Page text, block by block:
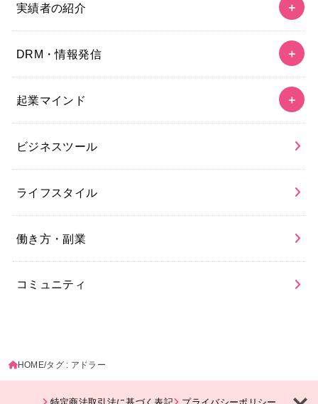
実績者の紹介
DRM・情報発信
起業マインド
ビジネスツール
ライフスタイル
働き方・副業
コミュニティ
HOME タグ : アドラー